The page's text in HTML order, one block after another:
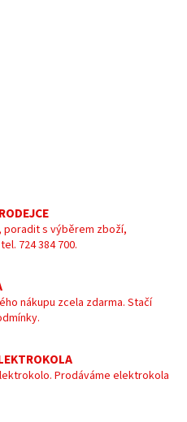
s výběrem zboží,
724 384 700.
nákupu zcela zdarma. Stačí
Prodáváme elektrokola